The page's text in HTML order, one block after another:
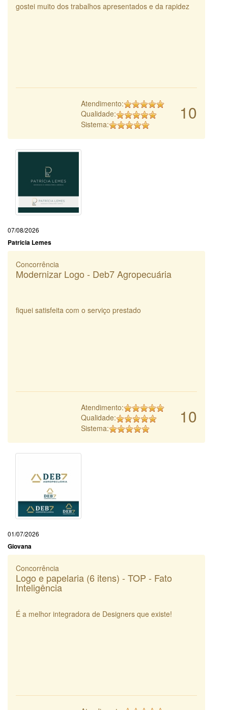
gostei muito dos trabalhos apresentados e da rapidez
10
Atendimento:
Qualidade:
Sistema:
07/08/2026
Patricia Lemes
Concorrência
Modernizar Logo - Deb7 Agropecuária
fiquei satisfeita com o serviço prestado
10
Atendimento:
Qualidade:
Sistema:
01/07/2026
Giovana
Concorrência
Logo e papelaria (6 itens) - TOP - Fato
Inteligência
É a melhor integradora de Designers que existe!